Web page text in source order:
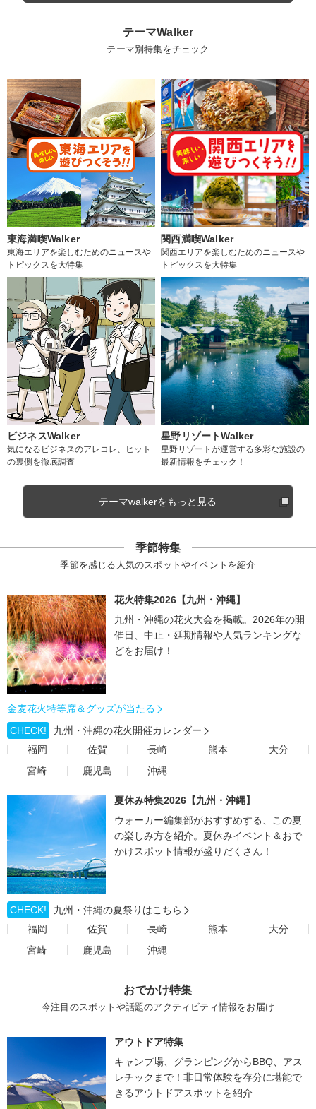
テーマWalker
テーマ別特集をチェック
東海満喫Walker
東海エリアを楽しむためのニュースや
トピックスを大特集
関西満喫Walker
関西エリアを楽しむためのニュースや
トピックスを大特集
ビジネスWalker
気になるビジネスのアレコレ、ヒット
の裏側を徹底調査
星野リゾートWalker
星野リゾートが運営する多彩な施設の
最新情報をチェック！
テーマwalkerをもっと見る
季節特集
季節を感じる人気のスポットやイベントを紹介
花火特集2026【九州・沖縄】
九州・沖縄の花火大会を掲載。2026年の開
催日、中止・延期情報や人気ランキングな
どをお届け！
金麦花火特等席＆グッズが当たる
CHECK!
九州・沖縄の花火開催カレンダー
福岡
佐賀 長崎 熊本
大分
宮崎
鹿児島 沖縄
夏休み特集2026【九州・沖縄】
ウォーカー編集部がおすすめする、この夏
の楽しみ方を紹介。夏休みイベント＆おで
かけスポット情報が盛りだくさん！
CHECK!
九州・沖縄の夏祭りはこちら
福岡
佐賀 長崎 熊本
大分
宮崎
鹿児島 沖縄
おでかけ特集
今注目のスポットや話題のアクティビティ情報をお届け
アウトドア特集
キャンプ場、グランピングからBBQ、アス
レチックまで！非日常体験を存分に堪能で
きるアウトドアスポットを紹介